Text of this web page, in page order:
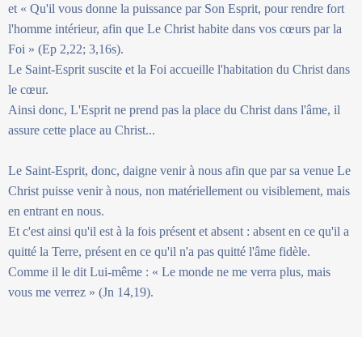
et « Qu'il vous donne la puissance par Son Esprit, pour rendre fort
l'homme intérieur, afin que Le Christ habite dans vos cœurs par la
Foi » (Ep 2,22; 3,16s).
Le Saint-Esprit suscite et la Foi accueille l'habitation du Christ dans
le cœur.
Ainsi donc, L'Esprit ne prend pas la place du Christ dans l'âme, il
assure cette place au Christ...
Le Saint-Esprit, donc, daigne venir à nous afin que par sa venue Le
Christ puisse venir à nous, non matériellement ou visiblement, mais
en entrant en nous.
Et c'est ainsi qu'il est à la fois présent et absent : absent en ce qu'il a
quitté la Terre, présent en ce qu'il n'a pas quitté l'âme fidèle.
Comme il le dit Lui-même : « Le monde ne me verra plus, mais
vous me verrez » (Jn 14,19).